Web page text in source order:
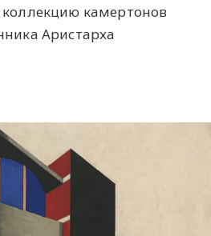
камертонов
Аристарха